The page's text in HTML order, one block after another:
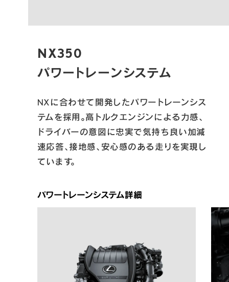
NX350
パワートレーンシステム
NXに合わせて開発したパワートレーンシス
テムを採用。高トルクエンジンによる力感、
ドライバーの意図に忠実で気持ち良い加減
速応答、接地感、安心感のある走りを実現し
ています。
パワートレーンシステム詳細